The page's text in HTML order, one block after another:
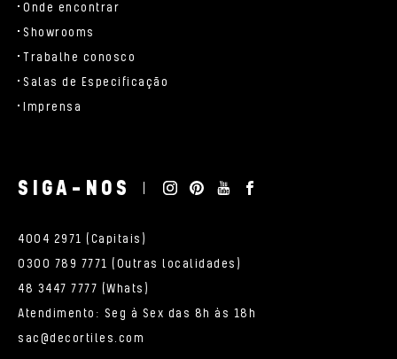
Onde encontrar
Showrooms
Trabalhe conosco
Salas de Especificação
Imprensa
SIGA-NOS
4004 2971 (Capitais)
0300 789 7771 (Outras localidades)
48 3447 7777 (Whats)
Atendimento: Seg à Sex das 8h às 18h
sac@decortiles.com